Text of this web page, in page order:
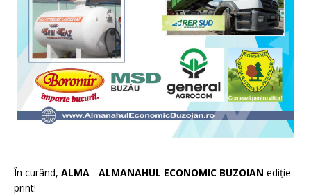
În curând, ALMA - ALMANAHUL ECONOMIC BUZOIAN ediție
print!